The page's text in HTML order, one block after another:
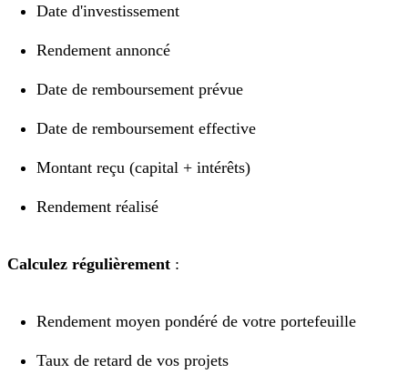
Date d'investissement
Rendement annoncé
Date de remboursement prévue
Date de remboursement effective
Montant reçu (capital + intérêts)
Rendement réalisé
Calculez régulièrement :
Rendement moyen pondéré de votre portefeuille
Taux de retard de vos projets